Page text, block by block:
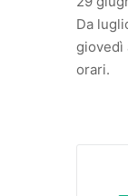
Da
giovedì
orari.